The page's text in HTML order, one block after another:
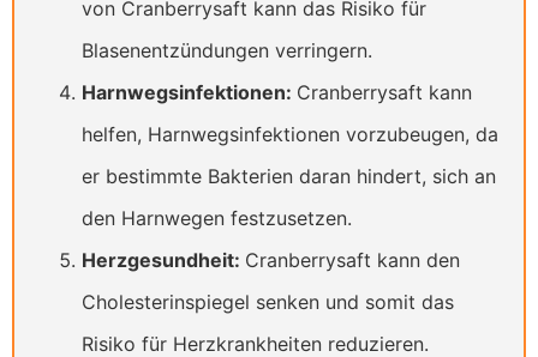
von Cranberrysaft kann das Risiko für
Blasenentzündungen verringern.
Harnwegsinfektionen: Cranberrysaft kann
helfen, Harnwegsinfektionen vorzubeugen, da
er bestimmte Bakterien daran hindert, sich an
den Harnwegen festzusetzen.
Herzgesundheit: Cranberrysaft kann den
Cholesterinspiegel senken und somit das
Risiko für Herzkrankheiten reduzieren.